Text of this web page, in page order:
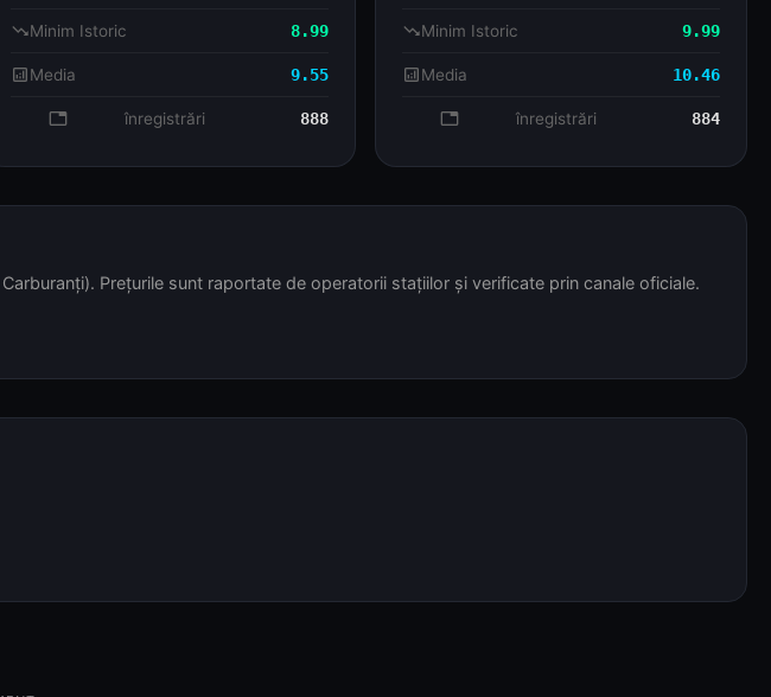
trending_downMinim Istoric 8.99
analyticsMedia 9.55
database înregistrări 888
trending_downMinim Istoric 9.99
analyticsMedia 10.46
database înregistrări 884
Prețurile sunt raportate de operatorii stațiilor și verificate prin canale oficiale.